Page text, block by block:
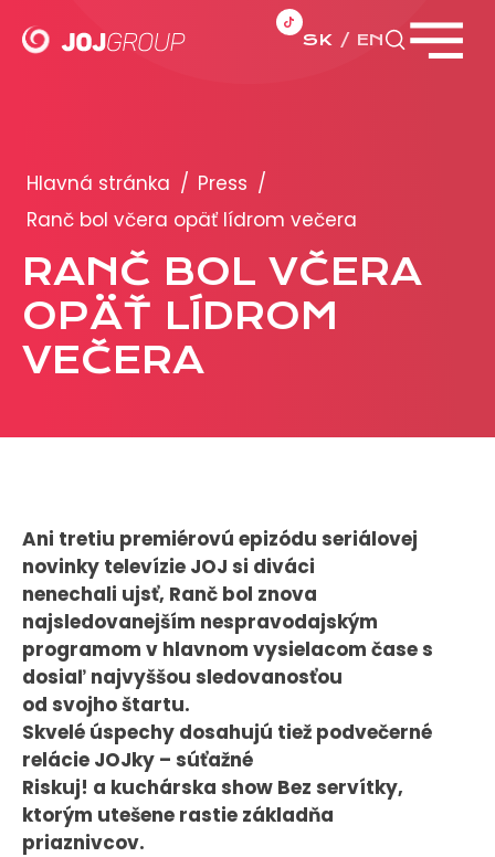
SK EN
Brandy
Produkty
PRODUKCIA
REKLAMA
O NÁS
Tím
Kariéra
PRESS
Tlačové správy
B2B Rozhovory
Hlavná stránka / Press /
Ranč bol včera opäť lídrom večera
RANČ BOL VČERA
OPÄŤ LÍDROM
VEČERA
Ani tretiu premiérovú epizódu seriálovej
novinky televízie JOJ si diváci
nenechali ujsť, Ranč bol znova
najsledovanejším nespravodajským
programom v hlavnom vysielacom čase s
dosiaľ najvyššou sledovanosťou
od svojho štartu.
Skvelé úspechy dosahujú tiež podvečerné
relácie JOJky – súťažné
Riskuj! a kuchárska show Bez servítky,
ktorým utešene rastie základňa
priaznivcov.